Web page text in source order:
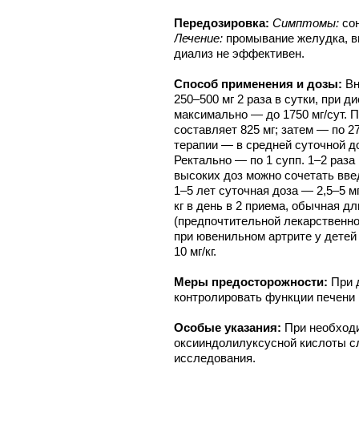
Передозировка: Симптомы:
Лечение: промывание желудка,
диализ не эффективен.
Способ применения и дозы:
250–500 мг 2 раза в сутки, при
максимально — до 1750 мг/сут.
составляет 825 мг; затем — по
терапии — в средней суточной
Ректально — по 1 супп. 1–2
высоких доз можно сочетать
1–5 лет суточная доза — 2,5–5
кг в день в 2 приема, обычная
(предпочтительной
при ювенильном артрите у
10 мг/кг.
Меры предосторожности: При
контролировать функции
Особые указания: При
оксииндолилуксусной кислоты
исследования.